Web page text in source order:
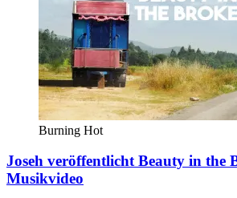
Burning Hot
Joseh veröffentlicht Beauty in the
Musikvideo